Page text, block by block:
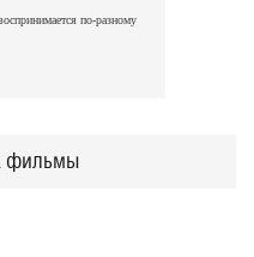
по-разному
фильмы